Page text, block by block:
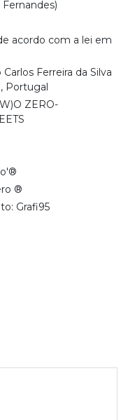
acordo com a lei em
Ferreira da Silva
Portugal
ZERO-
®
Grafi95